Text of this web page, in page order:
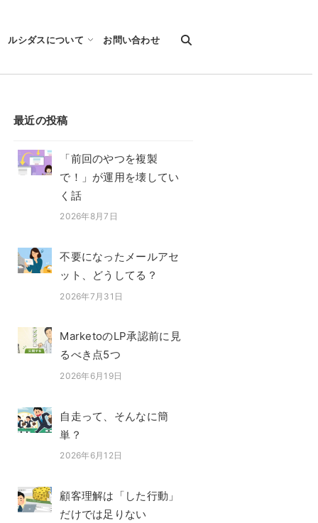
ルシダスについて お問い合わせ
最近の投稿
「前回のやつを複製
で！」が運用を壊してい
く話
投稿日
2026年8月7日
不要になったメールアセ
ット、どうしてる？
投稿日
2026年7月31日
MarketoのLP承認前に見
るべき点5つ
投稿日
2026年6月19日
自走って、そんなに簡
単？
投稿日
2026年6月12日
顧客理解は「した行動」
だけでは足りない